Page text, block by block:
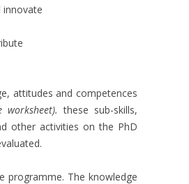
innovate
attitudes and competences
worksheet). these sub-skills,
other activities on the PhD
programme. The knowledge